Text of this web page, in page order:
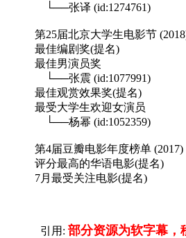
└──张译 (id:1274761)
第25届北京大学生电影节
最佳编剧奖(提名)
最佳男演员奖
└──张震 (id:1077991)
最佳观赏效果奖(提名)
最受大学生欢迎女演员
└──杨幂 (id:1052359)
第4届豆瓣电影年度榜单 (2017)
评分最高的华语电影(提名)
7月最受关注电影(提名)
引用: 部分资源为软字幕，